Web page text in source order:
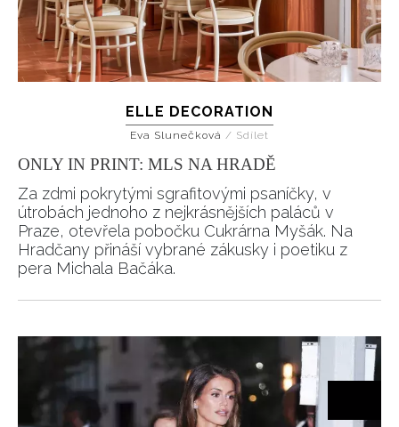
ELLE DECORATION
Eva Slunečková / Sdílet
ONLY IN PRINT: MLS NA HRADĚ
Za zdmi pokrytými sgrafitovými psaníčky, v
útrobách jednoho z nejkrásnějších paláců v
Praze, otevřela pobočku Cukrárna Myšák. Na
Hradčany přináší vybrané zákusky i poetiku z
pera Michala Bačáka.